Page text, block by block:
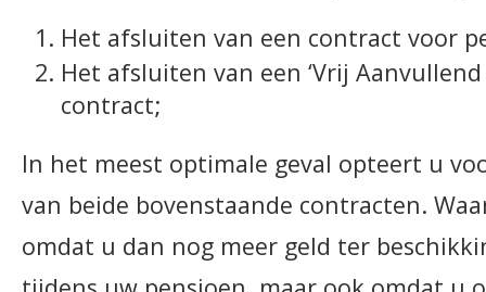
Het afsluiten van een contract voor
Het afsluiten van een ‘Vrij Aanvullend
contract;
In het meest optimale geval opteert u
van beide bovenstaande contracten.
omdat u dan nog meer geld ter